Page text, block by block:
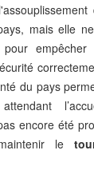
mais elle
pour
du pays
encore été
le